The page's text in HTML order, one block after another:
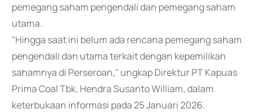
pemegang saham pengendali dan pemegang saham
utama.
"Hingga saat ini belum ada rencana pemegang saham
pengendali dan utama terkait dengan kepemilikan
sahamnya di Perseroan," ungkap Direktur PT Kapuas
Prima Coal Tbk, Hendra Susanto William, dalam
keterbukaan informasi pada 25 Januari 2026.